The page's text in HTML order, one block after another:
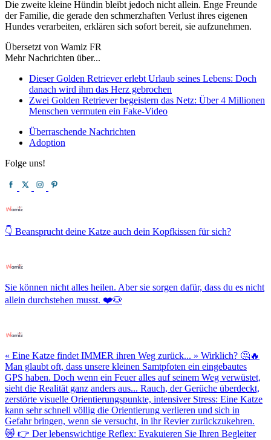
Die zweite kleine Hündin bleibt jedoch nicht allein. Enge Freunde
der Familie, die gerade den schmerzhaften Verlust ihres eigenen
Hundes verarbeiten, erklären sich sofort bereit, sie aufzunehmen.
Übersetzt von Wamiz FR
Mehr Nachrichten über...
Dieser Golden Retriever erlebt Urlaub seines Lebens: Doch
danach wird ihm das Herz gebrochen
Zwei Golden Retriever begeistern das Netz: Über 4 Millionen
Menschen vermuten ein Fake-Video
Überraschende Nachrichten
Adoption
Folge uns!
👇 Beansprucht deine Katze auch dein Kopfkissen für sich?
Sie können nicht alles heilen. Aber sie sorgen dafür, dass du es nicht
allein durchstehen musst. ❤️🐶
« Eine Katze findet IMMER ihren Weg zurück... » Wirklich? 🤔🔥
Man glaubt oft, dass unsere kleinen Samtpfoten ein eingebautes
GPS haben. Doch wenn ein Feuer alles auf seinem Weg verwüstet,
sieht die Realität ganz anders aus... Rauch, der Gerüche überdeckt,
zerstörte visuelle Orientierungspunkte, intensiver Stress: Eine Katze
kann sehr schnell völlig die Orientierung verlieren und sich in
Gefahr bringen, wenn sie versucht, in ihr Revier zurückzukehren.
😿 👉 Der lebenswichtige Reflex: Evakuieren Sie Ihren Begleiter